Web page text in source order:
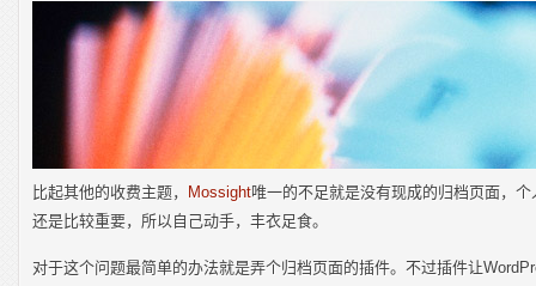
比起其他的收费主题， Mossight唯一的不足就是没有现成的归档页面，
还是比较重要，所以自己动手，丰衣足食。
对于这个问题最简单的办法就是弄个归档页面的插件。不过插件让